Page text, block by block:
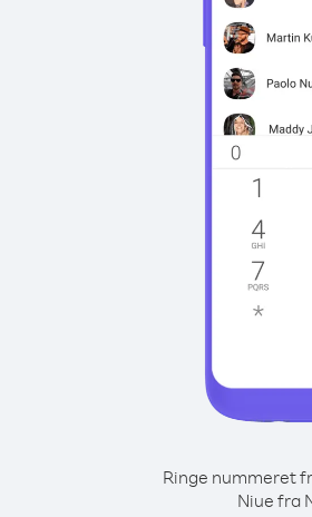
Ringe nummeret
Niue fra